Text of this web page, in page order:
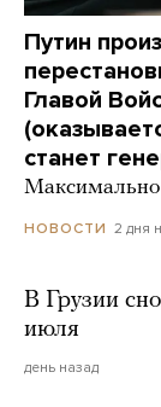
Путин
Главой
станет
Максимально
НОВОСТИ 2 дня
В Грузии
июля
день назад